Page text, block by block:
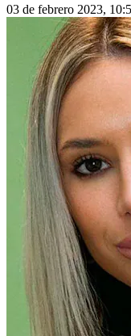
03 de febrero 2023,